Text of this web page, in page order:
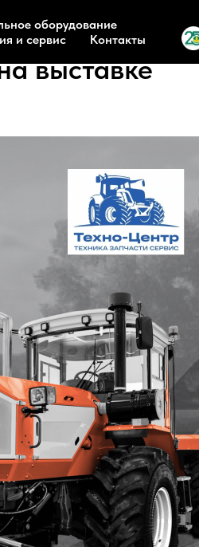
оборудование
и сервис Контакты
выставке